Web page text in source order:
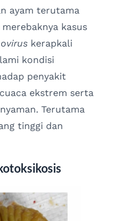
ayam terutama
kasus
kerapkali
kondisi
penyakit
ekstrem serta
Terutama
tinggi dan